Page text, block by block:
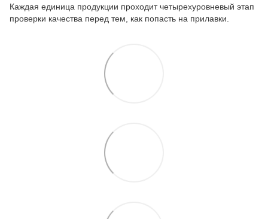
Каждая единица продукции проходит четырехуровневый этап
проверки качества перед тем, как попасть на прилавки.